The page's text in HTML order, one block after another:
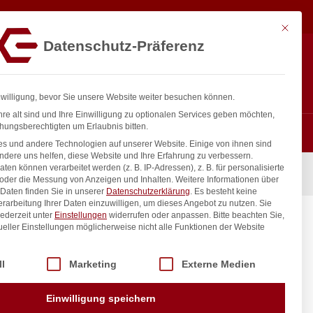
inkl. / exkl. MwSt.
7,79€ exkl. MwSt. In den Warenkorb
Mit
Datenschutz-Präferenz
bevor Sie unsere Website weiter besuchen können.
alt sind und Ihre Einwilligung zu optionalen Services geben möchten,
um Erlaubnis bitten.
und andere Technologien auf unserer Website. Einige von ihnen sind
uns helfen, diese Website und Ihre Erfahrung zu verbessern.
können verarbeitet werden (z. B. IP-Adressen), z. B. für personalisierte
die Messung von Anzeigen und Inhalten. Weitere Informationen über
finden Sie in unserer Datenschutzerklärung. Es besteht keine
Ihrer Daten einzuwilligen, um dieses Angebot zu nutzen. Sie
unter Einstellungen widerrufen oder anpassen. Bitte beachten Sie,
Einstellungen möglicherweise nicht alle Funktionen der Website
Service-Gruppen, für die eine Einwilligung erteilt werden kann.
Marketing Externe Medien
Einwilligung speichern